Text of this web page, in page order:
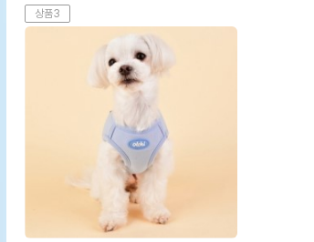
상품3